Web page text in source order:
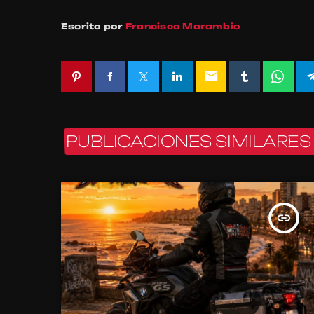
Escrito por Francisco Marambio
email
PUBLICACIONES SIMILARES
insert_link